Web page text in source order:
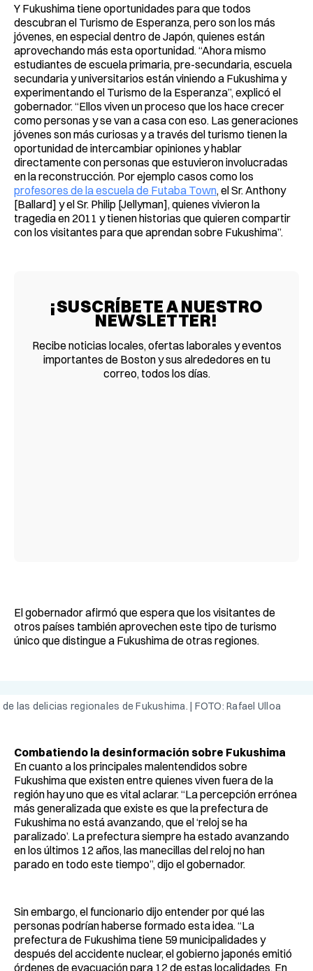
Y Fukushima tiene oportunidades para que todos
descubran el Turismo de Esperanza, pero son los más
jóvenes, en especial dentro de Japón, quienes están
aprovechando más esta oportunidad. “Ahora mismo
estudiantes de escuela primaria, pre-secundaria, escuela
secundaria y universitarios están viniendo a Fukushima y
experimentando el Turismo de la Esperanza”, explicó el
gobernador. “Ellos viven un proceso que los hace crecer
como personas y se van a casa con eso. Las generaciones
jóvenes son más curiosas y a través del turismo tienen la
oportunidad de intercambiar opiniones y hablar
directamente con personas que estuvieron involucradas
en la reconstrucción. Por ejemplo casos como los
profesores de la escuela de Futaba Town, el Sr. Anthony
[Ballard] y el Sr. Philip [Jellyman], quienes vivieron la
tragedia en 2011 y tienen historias que quieren compartir
con los visitantes para que aprendan sobre Fukushima”.
¡SUSCRÍBETE A NUESTRO
NEWSLETTER!
Recibe noticias locales, ofertas laborales y eventos
importantes de Boston y sus alrededores en tu
correo, todos los días.
El gobernador afirmó que espera que los visitantes de
otros países también aprovechen este tipo de turismo
único que distingue a Fukushima de otras regiones.
las delicias regionales de Fukushima. | FOTO: Rafael Ulloa
Combatiendo la desinformación sobre Fukushima
En cuanto a los principales malentendidos sobre
Fukushima que existen entre quienes viven fuera de la
región hay uno que es vital aclarar. “La percepción errónea
más generalizada que existe es que la prefectura de
Fukushima no está avanzando, que el ‘reloj se ha
paralizado’. La prefectura siempre ha estado avanzando
en los últimos 12 años, las manecillas del reloj no han
parado en todo este tiempo”, dijo el gobernador.
Sin embargo, el funcionario dijo entender por qué las
personas podrían haberse formado esta idea. “La
prefectura de Fukushima tiene 59 municipalidades y
después del accidente nuclear, el gobierno japonés emitió
órdenes de evacuación para 12 de estas localidades. En